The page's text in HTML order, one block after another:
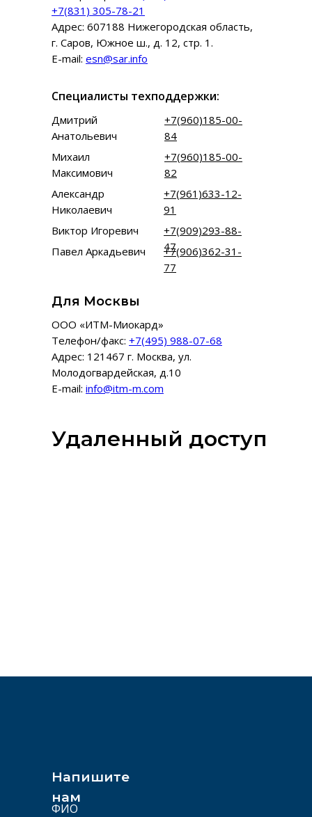
Для Москвы
+7(831) 305-78-21
Адрес: 607188 Нижегородская область,
г. Саров, Южное ш., д. 12, стр. 1.
E-mail: esn@sar.info
ООО «ИТМ-Миокард»
Телефон/факс: +7(495) 988-07-68
Адрес: 121467 г. Москва, ул.
Молодогвардейская, д.10
E-mail: info@itm-m.com
Дмитрий
Анатольевич
Михаил
Максимович
+7(960)185-00-
84
+7(960)185-00-
82
Специалисты техподдержки:
Виктор Игоревич
+7(909)293-88-
47
Александр
Николаевич
+7(961)633-12-
91
Павел Аркадьевич
+7(906)362-31-
77
Удаленный доступ
ФИО
Напишите
нам